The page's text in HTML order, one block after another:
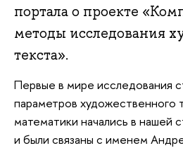
портала о проекте
методы исследования
текста».
Первые в мире исследования
параметров художественного
математики начались в нашей
и были связаны с именем